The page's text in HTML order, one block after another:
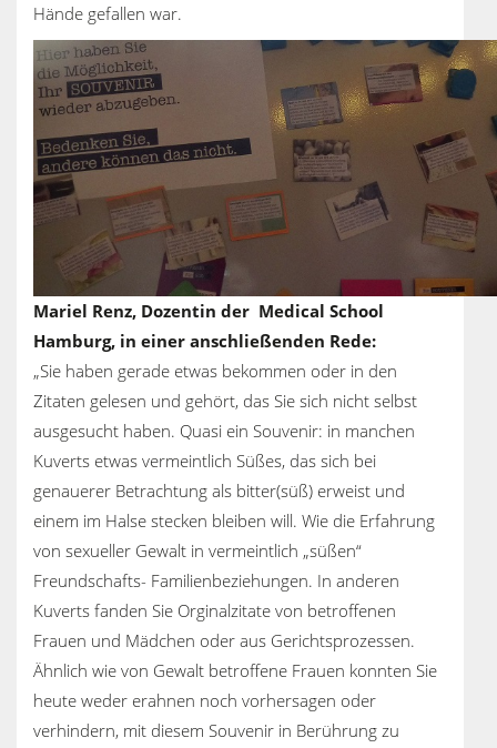
Hände gefallen war.
Mariel Renz, Dozentin der Medical School
Hamburg, in einer anschließenden Rede:
„Sie haben gerade etwas bekommen oder in den
Zitaten gelesen und gehört, das Sie sich nicht selbst
ausgesucht haben. Quasi ein Souvenir: in manchen
Kuverts etwas vermeintlich Süßes, das sich bei
genauerer Betrachtung als bitter(süß) erweist und
einem im Halse stecken bleiben will. Wie die Erfahrung
von sexueller Gewalt in vermeintlich „süßen“
Freundschafts- Familienbeziehungen. In anderen
Kuverts fanden Sie Orginalzitate von betroffenen
Frauen und Mädchen oder aus Gerichtsprozessen.
Ähnlich wie von Gewalt betroffene Frauen konnten Sie
heute weder erahnen noch vorhersagen oder
verhindern, mit diesem Souvenir in Berührung zu